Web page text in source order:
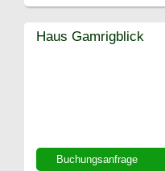
Buchungsanfrage
Haus Gamrigblick